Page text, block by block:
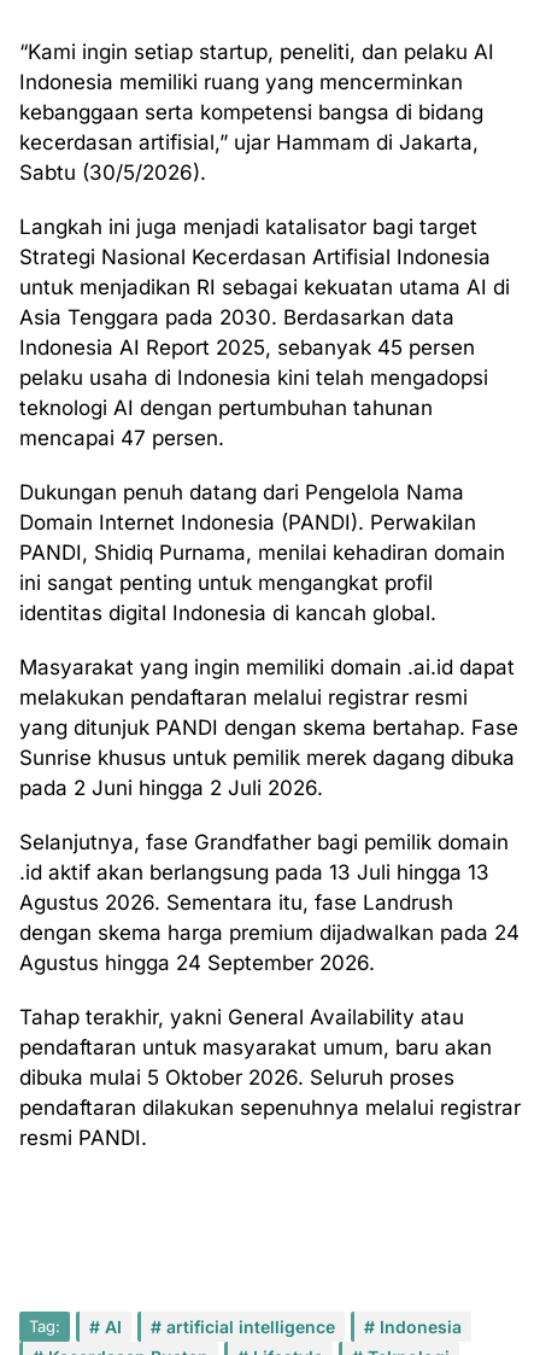
“Kami ingin setiap startup, peneliti, dan pelaku AI
Indonesia memiliki ruang yang mencerminkan
kebanggaan serta kompetensi bangsa di bidang
kecerdasan artifisial,” ujar Hammam di Jakarta,
Sabtu (30/5/2026).
Langkah ini juga menjadi katalisator bagi target
Strategi Nasional Kecerdasan Artifisial Indonesia
untuk menjadikan RI sebagai kekuatan utama AI di
Asia Tenggara pada 2030. Berdasarkan data
Indonesia AI Report 2025, sebanyak 45 persen
pelaku usaha di Indonesia kini telah mengadopsi
teknologi AI dengan pertumbuhan tahunan
mencapai 47 persen.
Dukungan penuh datang dari Pengelola Nama
Domain Internet Indonesia (PANDI). Perwakilan
PANDI, Shidiq Purnama, menilai kehadiran domain
ini sangat penting untuk mengangkat profil
identitas digital Indonesia di kancah global.
Masyarakat yang ingin memiliki domain .ai.id dapat
melakukan pendaftaran melalui registrar resmi
yang ditunjuk PANDI dengan skema bertahap. Fase
Sunrise khusus untuk pemilik merek dagang dibuka
pada 2 Juni hingga 2 Juli 2026.
Selanjutnya, fase Grandfather bagi pemilik domain
.id aktif akan berlangsung pada 13 Juli hingga 13
Agustus 2026. Sementara itu, fase Landrush
dengan skema harga premium dijadwalkan pada 24
Agustus hingga 24 September 2026.
Tahap terakhir, yakni General Availability atau
pendaftaran untuk masyarakat umum, baru akan
dibuka mulai 5 Oktober 2026. Seluruh proses
pendaftaran dilakukan sepenuhnya melalui registrar
resmi PANDI.
Tag: AI artificial intelligence
Indonesia